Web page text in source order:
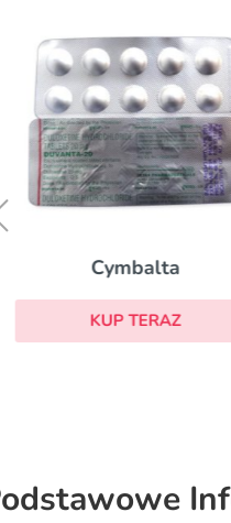
Cymbalta
KUP TERAZ